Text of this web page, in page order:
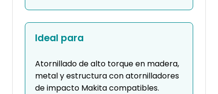
Ideal para
Atornillado de alto torque en madera,
metal y estructura con atornilladores
de impacto Makita compatibles.